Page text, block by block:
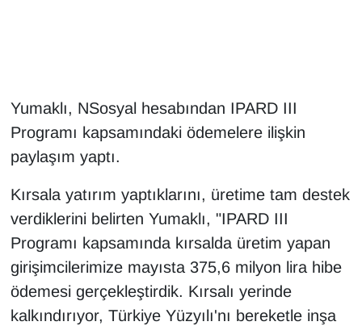
Yumaklı, NSosyal hesabından IPARD III
Programı kapsamındaki ödemelere ilişkin
paylaşım yaptı.
Kırsala yatırım yaptıklarını, üretime tam destek
verdiklerini belirten Yumaklı, "IPARD III
Programı kapsamında kırsalda üretim yapan
girişimcilerimize mayısta 375,6 milyon lira hibe
ödemesi gerçekleştirdik. Kırsalı yerinde
kalkındırıyor, Türkiye Yüzyılı'nı bereketle inşa
İngilizce
Kadın
Kim Kimdir?
Kültür & Sanat
KURDÎ